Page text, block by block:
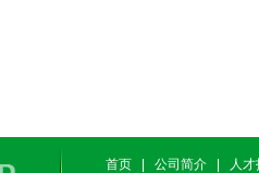
首页 公司简介
人